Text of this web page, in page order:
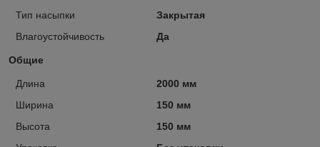
Тип насыпки
Закрытая
Влагоустойчивость
Да
Общие
Длина
2000 мм
Ширина
150 мм
Высота
150 мм